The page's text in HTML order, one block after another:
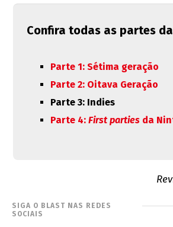
Confira todas as partes
Parte 1: Sétima geração
Parte 2: Oitava Geração
Parte 3: Indies
Parte 4: First partiesda
SIGA O BLAST NAS REDES
SOCIAIS